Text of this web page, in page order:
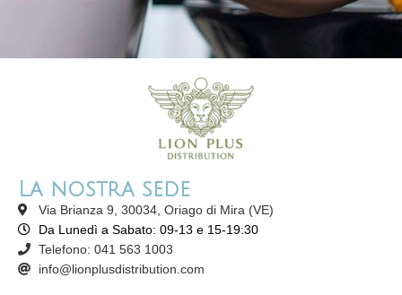
La nostra sede
Via Brianza 9, 30034, Oriago di Mira (VE)
Da Lunedì a Sabato: 09-13 e 15-19:30
Telefono: 041 563 1003
info@lionplusdistribution.com